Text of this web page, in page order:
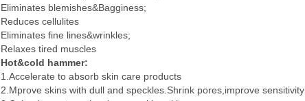
Eliminates blemishes&Bagginess;
Reduces cellulites
Eliminates fine lines&wrinkles;
Relaxes tired muscles
Hot&cold hammer:
1.Accelerate to absorb skin care products
2.Mprove skins with dull and speckles.Shrink pores,improve sensitivity